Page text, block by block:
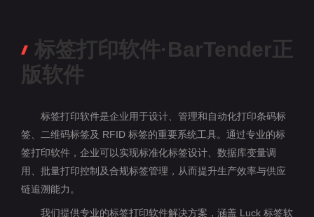
标签打印软件·BarTender正
版软件
标签打印软件是企业用于设计、管理和自动化打印条码标
签、二维码标签及 RFID 标签的重要系统工具。通过专业的标
签打印软件，企业可以实现标准化标签设计、数据库变量调
用、批量打印控制及合规标签管理，从而提升生产效率与供应
链追溯能力。
我们提供专业的标签打印软件解决方案，涵盖 Luck 标签软